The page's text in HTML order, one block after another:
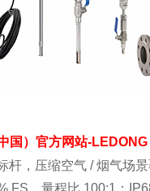
国）官方网站-LEDONG
杆，压缩空气 / 烟气场
FS，量程比 100:1；